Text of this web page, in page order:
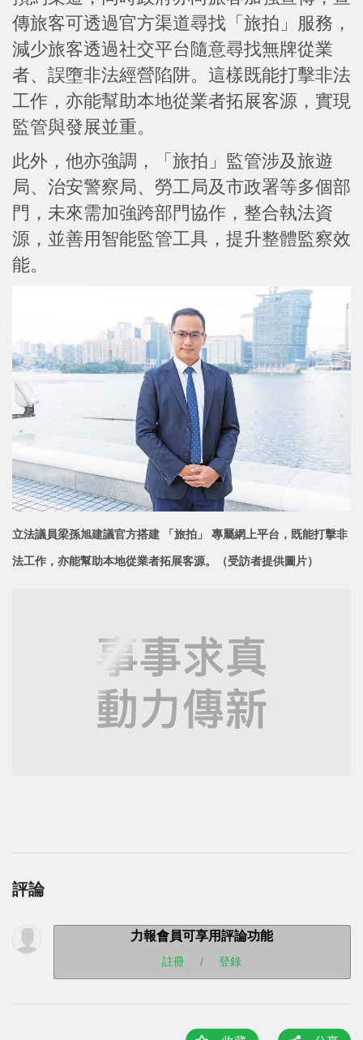
傳旅客可透過官方渠道尋找「旅拍」服務，
減少旅客透過社交平台隨意尋找無牌從業
者、誤墮非法經營陷阱。這樣既能打擊非法
工作，亦能幫助本地從業者拓展客源，實現
監管與發展並重。
此外，他亦強調，「旅拍」監管涉及旅遊
局、治安警察局、勞工局及市政署等多個部
門，未來需加強跨部門協作，整合執法資
源，並善用智能監管工具，提升整體監察效
能。
立法議員梁孫旭建議官方搭建 「旅拍」 專屬網上平台，既能打擊非
法工作，亦能幫助本地從業者拓展客源。（受訪者提供圖片）
評論
力報會員可享用評論功能
註冊 / 登錄